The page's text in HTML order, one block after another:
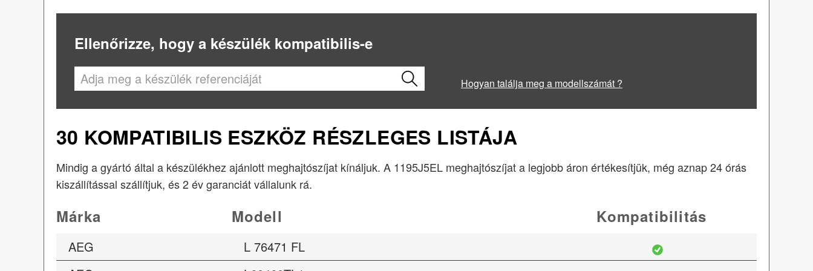
Ellenőrizze, hogy a készülék kompatibilis-e
Hogyan találja meg a modellszámát ?
30 KOMPATIBILIS ESZKÖZ RÉSZLEGES LISTÁJA
Mindig a gyártó által a készülékhez ajánlott meghajtószíjat kínáljuk. A 1195J5EL meghajtószíjat a legjobb áron értékesítjük, még aznap 24 órás
kiszállítással szállítjuk, és 2 év garanciát vállalunk rá.
Márka Modell Kompatibilitás
AEG
L 76471 FL